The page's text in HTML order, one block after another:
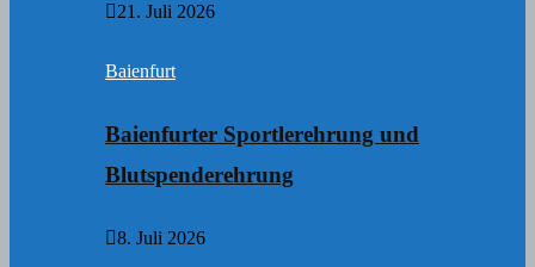
21. Juli 2026
Baienfurt
Baienfurter Sportlerehrung und
Blutspenderehrung
8. Juli 2026